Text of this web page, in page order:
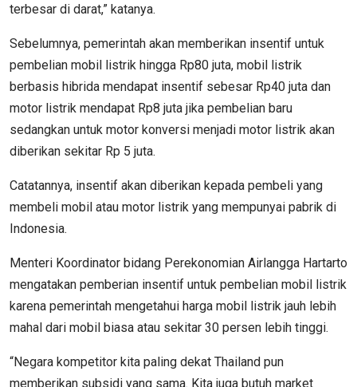
terbesar di darat,” katanya.
Sebelumnya, pemerintah akan memberikan insentif untuk
pembelian mobil listrik hingga Rp80 juta, mobil listrik
berbasis hibrida mendapat insentif sebesar Rp40 juta dan
motor listrik mendapat Rp8 juta jika pembelian baru
sedangkan untuk motor konversi menjadi motor listrik akan
diberikan sekitar Rp 5 juta.
Catatannya, insentif akan diberikan kepada pembeli yang
membeli mobil atau motor listrik yang mempunyai pabrik di
Indonesia.
Menteri Koordinator bidang Perekonomian Airlangga Hartarto
mengatakan pemberian insentif untuk pembelian mobil listrik
karena pemerintah mengetahui harga mobil listrik jauh lebih
mahal dari mobil biasa atau sekitar 30 persen lebih tinggi.
“Negara kompetitor kita paling dekat Thailand pun
memberikan subsidi yang sama. Kita juga butuh market